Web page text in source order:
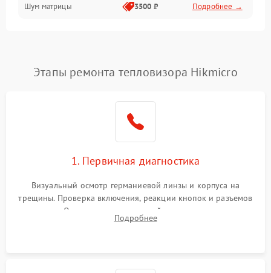
Проблемы питания
Сбои коммуникаций и интерфейсов
Экран (дисплей)
Шум матрицы 3500 ₽ Подробнее →
Этапы ремонта тепловизора Hikmicro
1. Первичная диагностика
Визуальный осмотр германиевой линзы и корпуса на
трещины. Проверка включения, реакции кнопок и разъемов
зарядки. Оценка вывода тепловой сигнатуры на экран,
проверка базовых функций и считывание системных
Подробнее